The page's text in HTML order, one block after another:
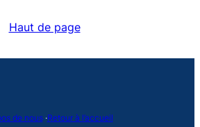
Haut de page
de nous·Retour à l’accueil